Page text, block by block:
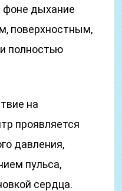
фоне дыхание
поверхностным,
полностью
на
проявляется
давления,
пульса,
сердца.